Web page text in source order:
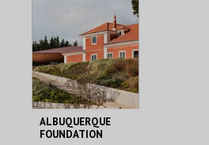
MAIS INFO
COMPRAR
ALBUQUERQUE
FOUNDATION